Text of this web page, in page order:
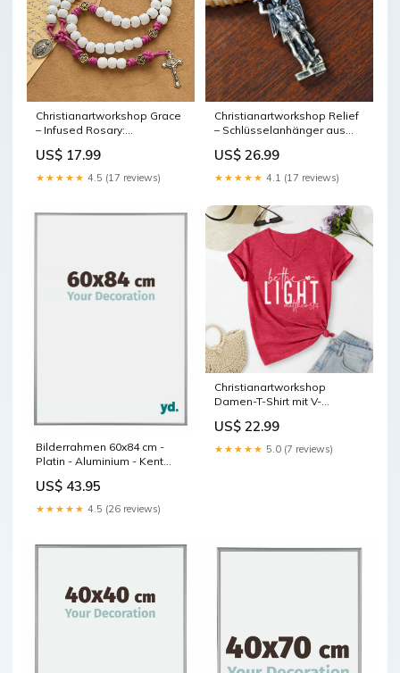
Christianartworkshop Grace
– Infused Rosary:
aus weißen Perlen mit
Marienmedaille und floralen
Medaille und Kreuz
US$ 17.99
★★★★★ 4.5 (17 reviews)
Christianartworkshop Relief
– Schlüsselanhänger aus
Michael: Anmutiges Zeichen
zur Vertreibung böser
US$ 26.99
★★★★★ 4.1 (17 reviews)
Bilderrahmen 60x84 cm -
Platin - Aluminium - Kent
US$ 43.95
★★★★★ 4.5 (26 reviews)
Christianartworkshop
Damen-T-Shirt mit V-
Aufdruck „Sei das Licht“
Farbe:Beige
US$ 22.99
★★★★★ 5.0 (7 reviews)